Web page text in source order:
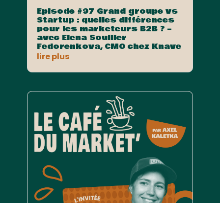
Episode #97 Grand groupe vs
Startup : quelles différences
pour les marketeurs B2B ? –
avec Elena Souiller
Fedorenkova, CMO chez Knave
lire plus